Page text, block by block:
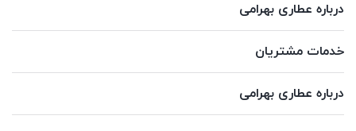
درباره عطاری بهرامی
خدمات مشتریان
درباره عطاری بهرامی